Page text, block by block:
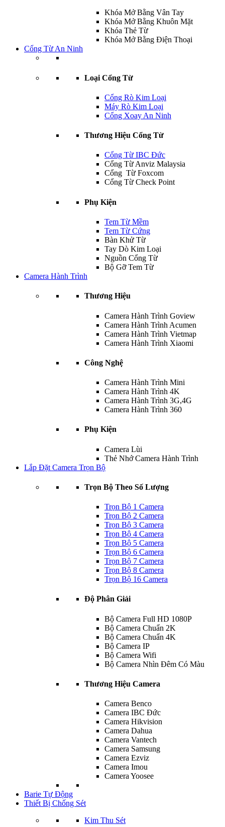
Khóa Mở Bằng Vân Tay
Khóa Mở Bằng Khuôn Mặt
Khóa Thẻ Từ
Khóa Mở Bằng Điện Thoại
Cổng Từ An Ninh
Loại Cổng Từ
Cổng Rò Kim Loại
Máy Rò Kim Loại
Cổng Xoay An Ninh
Thương Hiệu Cổng Từ
Cổng Từ IBC Đức
Cổng Từ Anviz Malaysia
Cổng Từ Foxcom
Cổng Từ Check Point
Phụ Kiện
Tem Từ Mềm
Tem Từ Cứng
Bàn Khử Từ
Tay Dò Kim Loại
Nguồn Cổng Từ
Bộ Gỡ Tem Từ
Camera Hành Trình
Thương Hiệu
Camera Hành Trình Goview
Camera Hành Trình Acumen
Camera Hành Trình Vietmap
Camera Hành Trình Xiaomi
Công Nghệ
Camera Hành Trình Mini
Camera Hành Trình 4K
Camera Hành Trình 3G,4G
Camera Hành Trình 360
Phụ Kiện
Camera Lùi
Thẻ Nhớ Camera Hành Trình
Lắp Đặt Camera Trọn Bộ
Trọn Bộ Theo Số Lượng
Trọn Bộ 1 Camera
Trọn Bộ 2 Camera
Trọn Bộ 3 Camera
Trọn Bộ 4 Camera
Trọn Bộ 5 Camera
Trọn Bộ 6 Camera
Trọn Bộ 7 Camera
Trọn Bộ 8 Camera
Trọn Bộ 16 Camera
Độ Phân Giải
Bộ Camera Full HD 1080P
Bộ Camera Chuẩn 2K
Bộ Camera Chuẩn 4K
Bộ Camera IP
Bộ Camera Wifi
Bộ Camera Nhìn Đêm Có Màu
Thương Hiệu Camera
Camera Benco
Camera IBC Đức
Camera Hikvision
Camera Dahua
Camera Vantech
Camera Samsung
Camera Ezviz
Camera Imou
Camera Yoosee
Barie Tự Động
Thiết Bị Chống Sét
Kim Thu Sét